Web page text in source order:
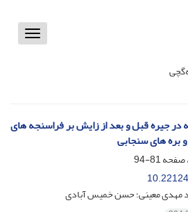
Toggle
در جیره قبل و بعد از زایش بر فراسنجه های
بره های سنجابی
81-94
مهدی معینی؛ حسن خمیس آبادی